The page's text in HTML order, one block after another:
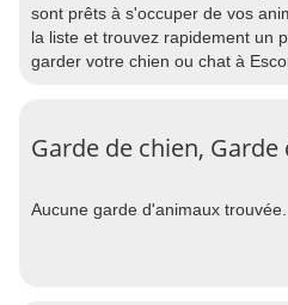
sont prêts à s'occuper de vos
la liste et trouvez rapidement un
garder votre chien ou chat à
Garde de chien,
Aucune garde d'animaux trouvée.